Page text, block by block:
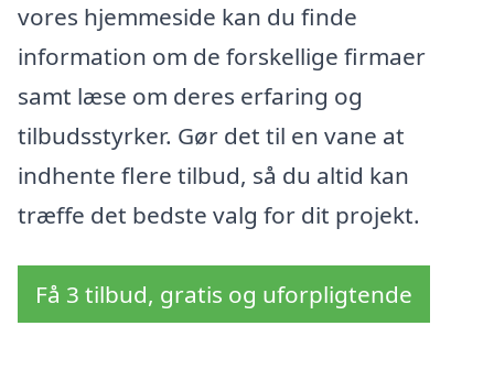
vores hjemmeside kan du finde
information om de forskellige firmaer
samt læse om deres erfaring og
tilbudsstyrker. Gør det til en vane at
indhente flere tilbud, så du altid kan
træffe det bedste valg for dit projekt.
Få 3 tilbud, gratis og uforpligtende